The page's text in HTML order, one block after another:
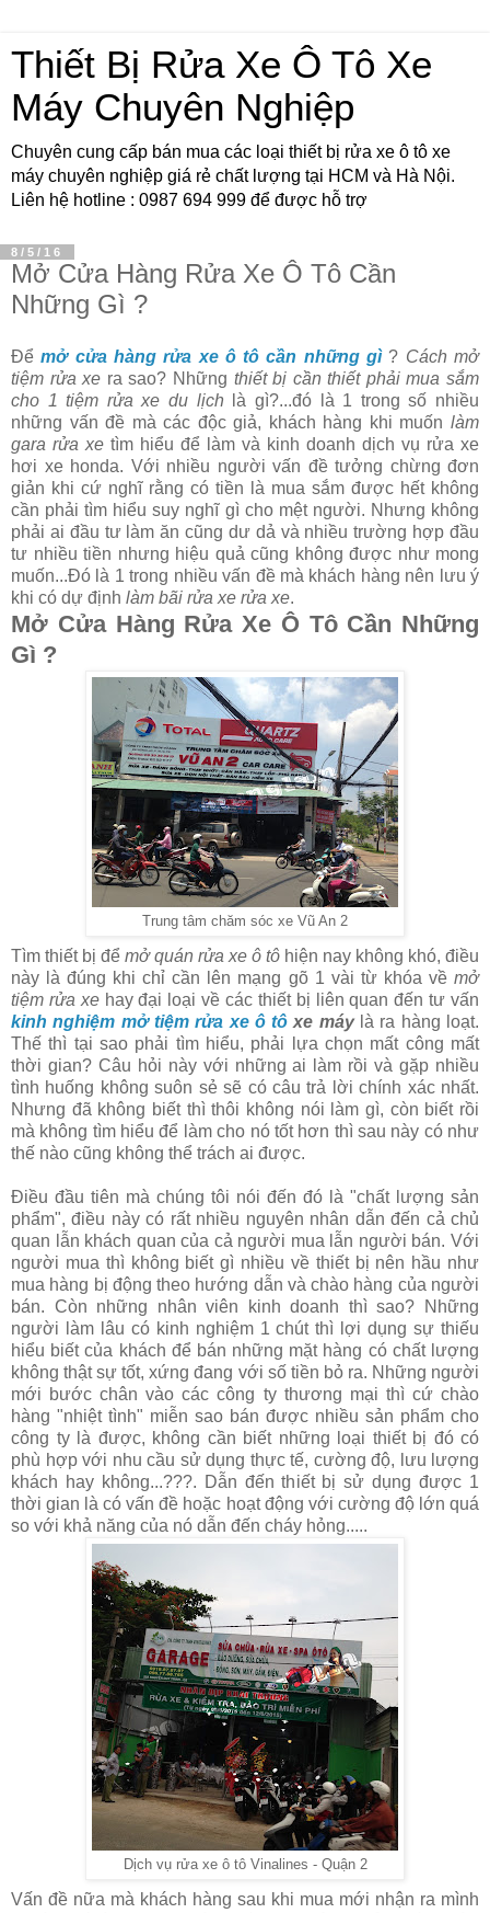
Thiết Bị Rửa Xe Ô Tô Xe
Máy Chuyên Nghiệp
Chuyên cung cấp bán mua các loại thiết bị rửa xe ô tô xe
máy chuyên nghiệp giá rẻ chất lượng tại HCM và Hà Nội.
Liên hệ hotline : 0987 694 999 để được hỗ trợ
8/5/16
Mở Cửa Hàng Rửa Xe Ô Tô Cần
Những Gì ?
Đểmở cửa hàng rửa xe ô tô cần những gì ? Cách mở
tiệm rửa xe ra sao? Những thiết bị cần thiết phải mua sắm
cho 1 tiệm rửa xe du lịch là gì?...đó là 1 trong số nhiều
những vấn đề mà các độc giả, khách hàng khi muốn làm
gara rửa xe tìm hiểu để làm và kinh doanh dịch vụ rửa xe
hơi xe honda. Với nhiều người vấn đề tưởng chừng đơn
giản khi cứ nghĩ rằng có tiền là mua sắm được hết không
cần phải tìm hiểu suy nghĩ gì cho mệt người. Nhưng không
phải ai đầu tư làm ăn cũng dư dả và nhiều trường hợp đầu
tư nhiều tiền nhưng hiệu quả cũng không được như mong
muốn...Đó là 1 trong nhiều vấn đề mà khách hàng nên lưu ý
khi có dự định làm bãi rửa xe rửa xe.
Mở Cửa Hàng Rửa Xe Ô Tô Cần Những
Gì ?
Trung tâm chăm sóc xe Vũ An 2
Tìm thiết bị để mở quán rửa xe ô tô hiện nay không khó, điều
này là đúng khi chỉ cần lên mạng gõ 1 vài từ khóa về mở
tiệm rửa xehay đại loại về các thiết bị liên quan đến tư vấn
kinh nghiệm mở tiệm rửa xe ô tô xe máylà ra hàng loạt.
Thế thì tại sao phải tìm hiểu, phải lựa chọn mất công mất
thời gian? Câu hỏi này với những ai làm rồi và gặp nhiều
tình huống không suôn sẻ sẽ có câu trả lời chính xác nhất.
Nhưng đã không biết thì thôi không nói làm gì, còn biết rồi
mà không tìm hiểu để làm cho nó tốt hơn thì sau này có như
thế nào cũng không thể trách ai được.
Điều đầu tiên mà chúng tôi nói đến đó là "chất lượng sản
phẩm", điều này có rất nhiều nguyên nhân dẫn đến cả chủ
quan lẫn khách quan của cả người mua lẫn người bán. Với
người mua thì không biết gì nhiều về thiết bị nên hầu như
mua hàng bị động theo hướng dẫn và chào hàng của người
bán. Còn những nhân viên kinh doanh thì sao? Những
người làm lâu có kinh nghiệm 1 chút thì lợi dụng sự thiếu
hiểu biết của khách để bán những mặt hàng có chất lượng
không thật sự tốt, xứng đang với số tiền bỏ ra. Những người
mới bước chân vào các công ty thương mại thì cứ chào
hàng "nhiệt tình" miễn sao bán được nhiều sản phẩm cho
công ty là được, không cần biết những loại thiết bị đó có
phù hợp với nhu cầu sử dụng thực tế, cường độ, lưu lượng
khách hay không...???. Dẫn đến thiết bị sử dụng được 1
thời gian là có vấn đề hoặc hoạt động với cường độ lớn quá
so với khả năng của nó dẫn đến cháy hỏng.....
Dịch vụ rửa xe ô tô Vinalines - Quận 2
Vấn đề nữa mà khách hàng sau khi mua mới nhận ra mình